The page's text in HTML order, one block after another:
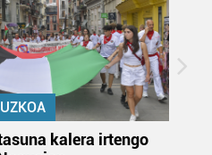
kalera irtengo